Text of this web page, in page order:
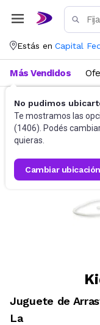
Estás en Capital
No pudimos
Te mostramos las
(1406). Podés
quieras.
cambiar ubicación
Más Vendidos
Didácticos Para
Juguete de
La